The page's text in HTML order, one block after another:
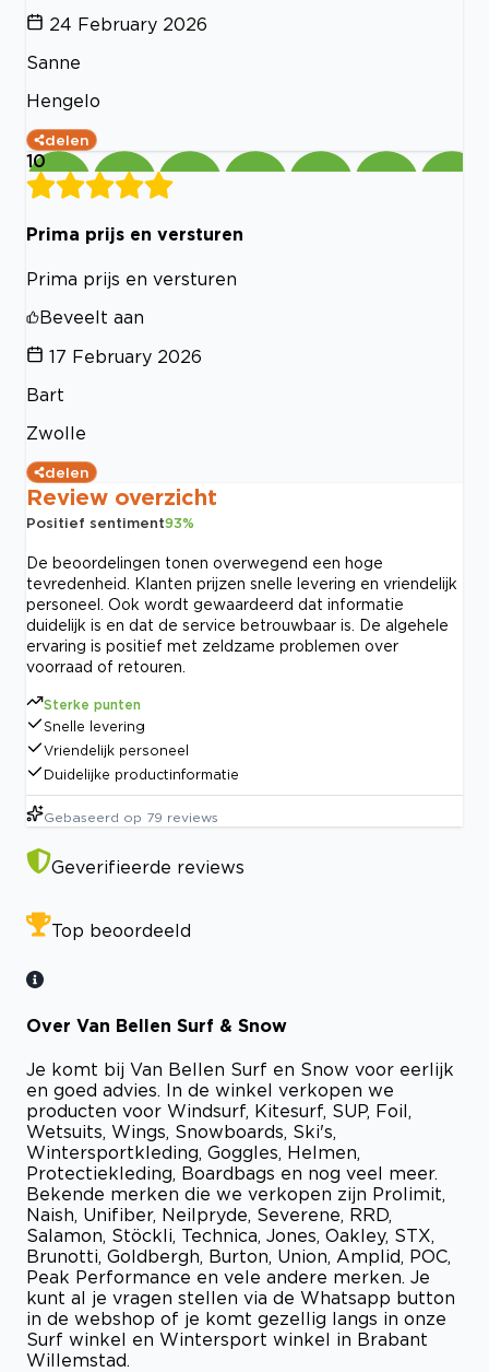
24 February 2026
Sanne
Hengelo
delen
10
Prima prijs en versturen
Prima prijs en versturen
Beveelt aan
17 February 2026
Bart
Zwolle
delen
Review overzicht
Positief sentiment93%
De beoordelingen tonen overwegend een hoge
tevredenheid. Klanten prijzen snelle levering en vriendelijk
personeel. Ook wordt gewaardeerd dat informatie
duidelijk is en dat de service betrouwbaar is. De algehele
ervaring is positief met zeldzame problemen over
voorraad of retouren.
Sterke punten
Snelle levering
Vriendelijk personeel
Duidelijke productinformatie
Gebaseerd op 79 reviews
Geverifieerde reviews
Top beoordeeld
Over Van Bellen Surf & Snow
Je komt bij Van Bellen Surf en Snow voor eerlijk
en goed advies. In de winkel verkopen we
producten voor Windsurf, Kitesurf, SUP, Foil,
Wetsuits, Wings, Snowboards, Ski's,
Wintersportkleding, Goggles, Helmen,
Protectiekleding, Boardbags en nog veel meer.
Bekende merken die we verkopen zijn Prolimit,
Naish, Unifiber, Neilpryde, Severene, RRD,
Salamon, Stöckli, Technica, Jones, Oakley, STX,
Brunotti, Goldbergh, Burton, Union, Amplid, POC,
Peak Performance en vele andere merken. Je
kunt al je vragen stellen via de Whatsapp button
in de webshop of je komt gezellig langs in onze
Surf winkel en Wintersport winkel in Brabant
Willemstad.